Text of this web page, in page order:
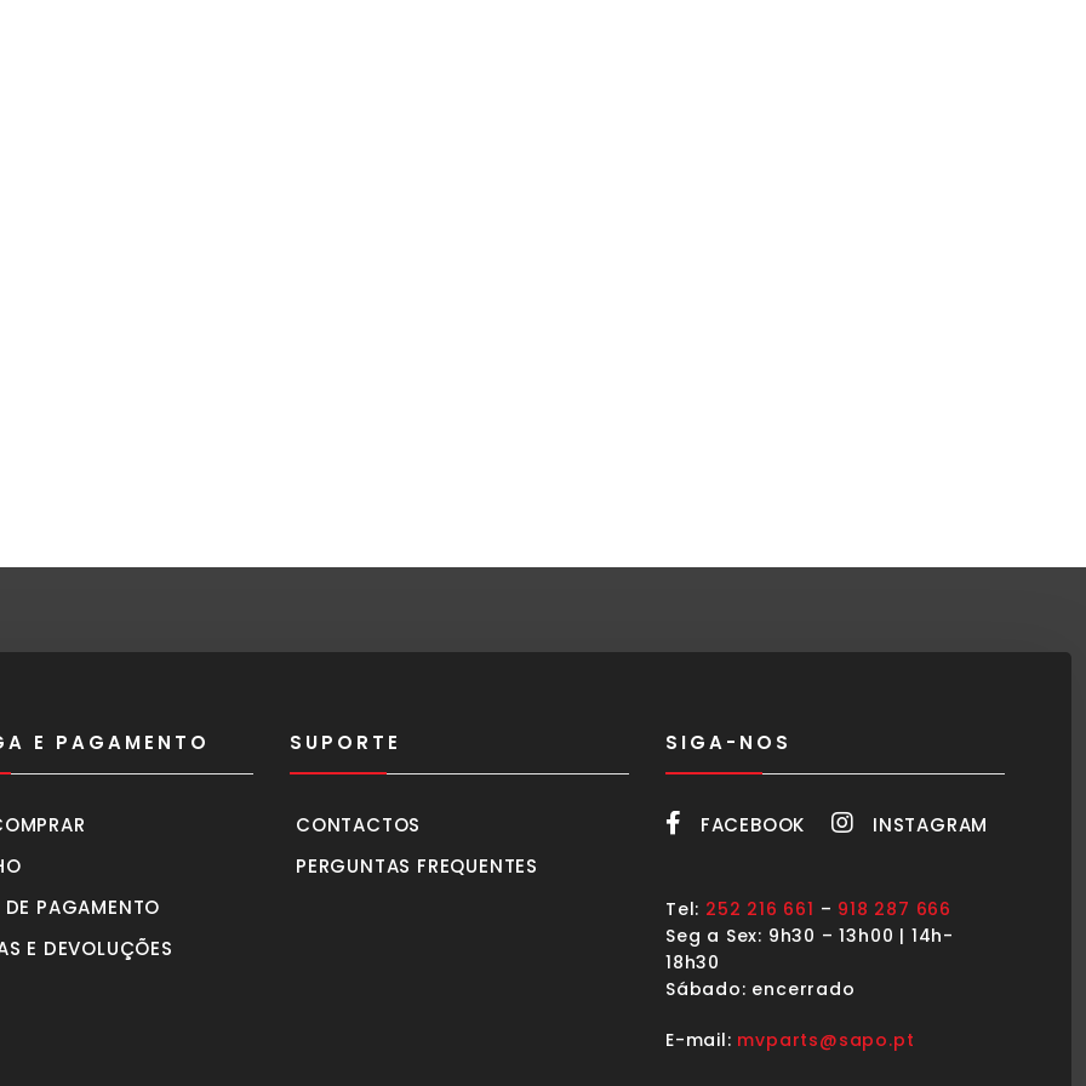
E PAGAMENTO
DE PAGAMENTO
E DEVOLUÇÕES
SUPORTE
CONTACTOS
PERGUNTAS FREQUENTES
SIGA-NOS
FACEBOOK INSTAGRAM
Tel: 252 216 661 – 918 287 666
Seg a Sex: 9h30 – 13h00 | 14h-
18h30
Sábado: encerrado
E-mail: mvparts@sapo.pt